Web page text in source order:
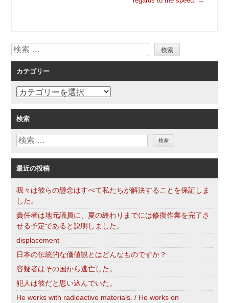
シ
ョ
ン
検
索
カテゴリー
カ
ゴ
リ
ー
検索
検
最近の投稿
我々は彼らの懸念はすべて私たちが解決することを保証しま
した。
責任者は地元議員に、夏の終わりまでには修復作業を完了さ
せる予定であると説明しました。
displacement
日本の伝統的な価値観とはどんなものですか？
容疑者はその国から逃亡した。
犯人は彼だと思い込んでいた。
He works with radioactive materials. / He works on